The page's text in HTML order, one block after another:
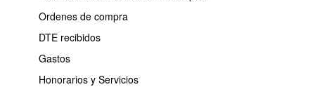
Ordenes de compra
DTE recibidos
Gastos
Honorarios y Servicios
Método